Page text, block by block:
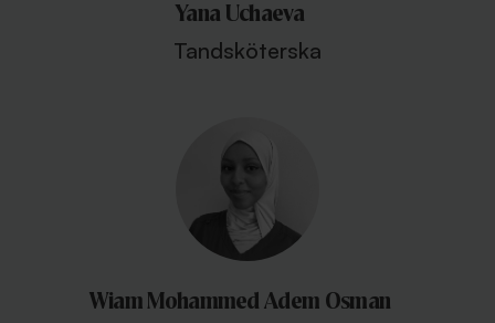
Yana Uchaeva
Tandsköterska
Wiam Mohammed Adem Osman